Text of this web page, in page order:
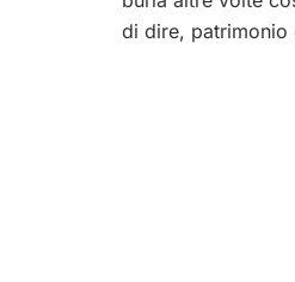
di dire, patrimonio